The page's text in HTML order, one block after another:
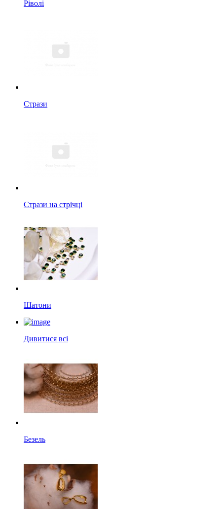
Ріволі
Стрази
Стрази на стрічці
Шатони
Дивитися всі
Безель